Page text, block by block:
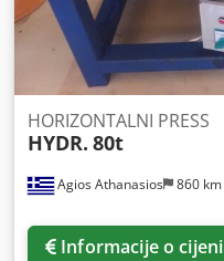
Agios Athanasios 860 km
HORIZONTALNI PRESS
HYDR. 80t
Informacije o cijeni